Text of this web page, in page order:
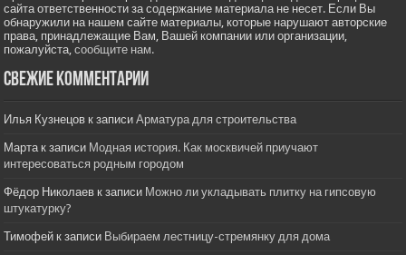
сайта ответственности за содержание материала не несет. Если Вы
обнаружили на нашем сайте материалы, которые нарушают авторские
права, принадлежащие Вам, Вашей компании или организации,
пожалуйста,сообщите нам.
Свежие комментарии
Илья Кузнецов к записиАрматура для строительства
Мартак записи Модная история. Как москвичей приучают
интересоваться родным городом
Фёдор Николаев к записи Можно ли укладывать плитку на гипсовую
штукатурку?
Тимофей к записи Выбираем лестницу-стремянку для дома